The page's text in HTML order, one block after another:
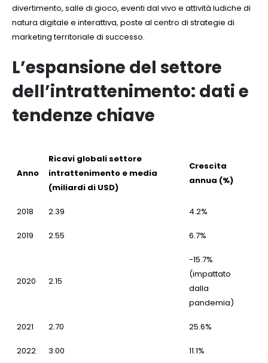
divertimento, salle di gioco, eventi dal vivo e attività ludiche di
natura digitale e interattiva, poste al centro di strategie di
marketing territoriale di successo.
L’espansione del settore
dell’intrattenimento: dati e
tendenze chiave
Anno
Ricavi globali settore
intrattenimento e media
(miliardi di USD)
Crescita
annua (%)
2018 2.39 4.2%
2019 2.55 6.7%
2020 2.15
-15.7%
(impattato
dalla
pandemia)
2021 2.70 25.6%
2022 3.00
11.1%